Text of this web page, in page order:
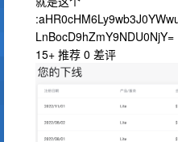
LnBocD9hZmY9NDU0NjY=
15+ 推荐 0 差评